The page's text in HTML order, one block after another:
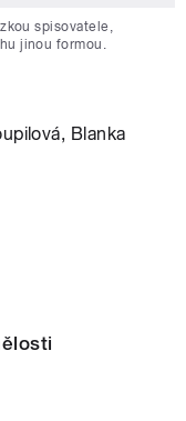
spisovatele,
jinou formou.
Blanka